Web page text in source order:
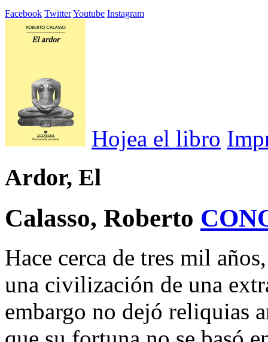
Facebook TwitterYoutube Instagram
Hojea el libro
Ardor, El
Calasso, Roberto
Hace cerca de tres mil
una civilización de una
embargo no dejó reliquias